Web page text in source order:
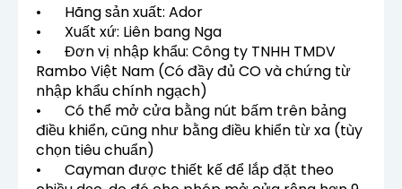
•
Hãng sản xuất: Ador
•
Xuất xứ: Liên bang Nga
•
Đơn vị nhập khẩu: Công ty TNHH TMDV
Rambo Việt Nam (Có đầy đủ CO và chứng từ
nhập khẩu chính ngạch)
•
Có thể mở cửa bằng nút bấm trên bảng
điều khiển, cũng như bằng điều khiển từ xa (tùy
chọn tiêu chuẩn)
•
Cayman được thiết kế để lắp đặt theo